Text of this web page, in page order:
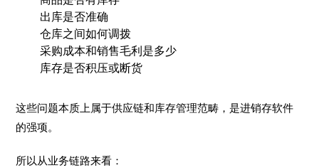
出库是否准确
仓库之间如何调拨
采购成本和销售毛利是多少
库存是否积压或断货
这些问题本质上属于供应链和库存管理范畴，是进销存软件
的强项。
所以从业务链路来看：